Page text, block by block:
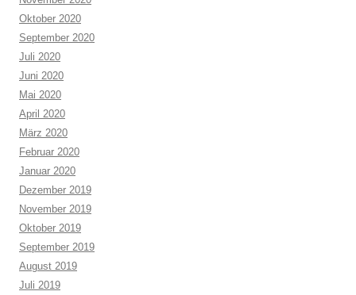
Oktober 2020
September 2020
Juli 2020
Juni 2020
Mai 2020
April 2020
März 2020
Februar 2020
Januar 2020
Dezember 2019
November 2019
Oktober 2019
September 2019
August 2019
Juli 2019